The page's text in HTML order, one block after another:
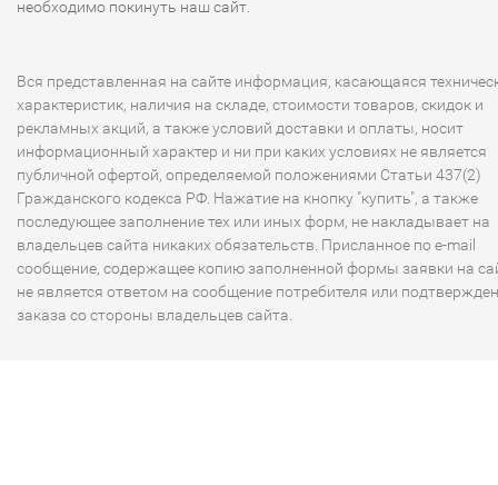
необходимо покинуть наш сайт.
Вся представленная на сайте информация, касающаяся
характеристик, наличия на складе, стоимости товаров, скидок и
рекламных акций, а также условий доставки и оплаты, носит
информационный характер и ни при каких условиях не является
публичной офертой, определяемой положениями Статьи 437(2)
Гражданского кодекса РФ. Нажатие на кнопку "купить", а также
последующее заполнение тех или иных форм, не накладывает на
владельцев сайта никаких обязательств. Присланное по e-mail
сообщение, содержащее копию заполненной формы заявки на
не является ответом на сообщение потребителя или
заказа со стороны владельцев сайта.